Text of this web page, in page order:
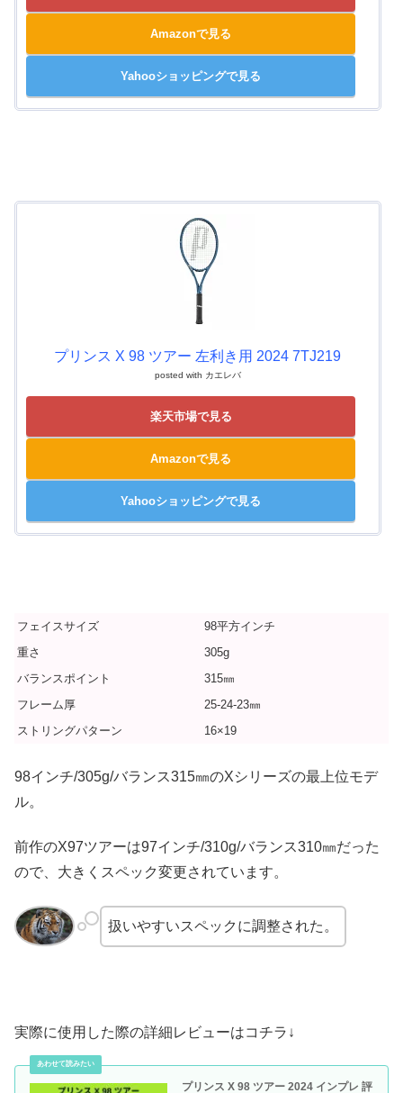
Amazonで見る
Yahooショッピングで見る
プリンス X 98 ツアー 左利き用 2024 7TJ219
posted with カエレバ
楽天市場で見る
Amazonで見る
Yahooショッピングで見る
フェイスサイズ
98平方インチ
重さ
305g
バランスポイント
315㎜
フレーム厚
25-24-23㎜
ストリングパターン
16×19
98インチ/305g/バランス315㎜のXシリーズの最上位モデ
ル。
前作のX97ツアーは97インチ/310g/バランス310㎜だった
ので、大きくスペック変更されています。
扱いやすいスペックに調整された。
実際に使用した際の詳細レビューはコチラ↓
プリンス X 98 ツアー 2024 インプレ 評